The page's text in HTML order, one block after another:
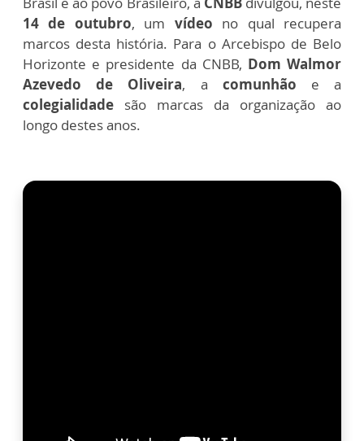
14 de outubro, um vídeo no qual recupera
marcos desta história. Para o Arcebispo de Belo
Horizonte e presidente da CNBB, Dom Walmor
Azevedo de Oliveira, a comunhão e a
colegialidade são marcas da organização ao
longo destes anos.